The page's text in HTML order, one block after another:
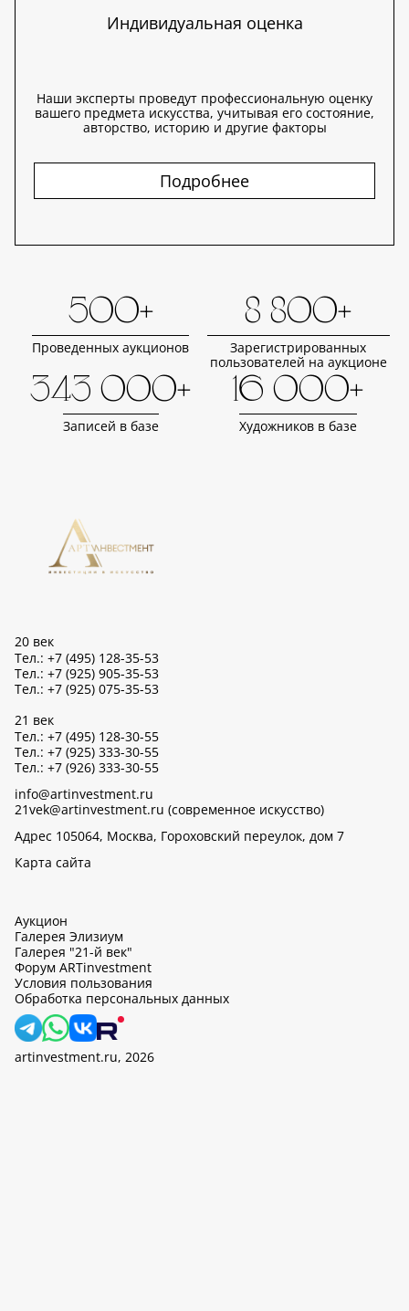
Индивидуальная оценка
Наши эксперты проведут профессиональную оценку
вашего предмета искусства, учитывая его состояние,
авторство, историю и другие факторы
Подробнее
500+
Проведенных аукционов
8 800+
Зарегистрированных
пользователей на аукционе
343 000+
Записей в базе
16 000+
Художников в базе
20 век
Тел.: +7 (495) 128-35-53
Тел.: +7 (925) 905-35-53
Тел.: +7 (925) 075-35-53
21 век
Тел.: +7 (495) 128-30-55
Тел.: +7 (925) 333-30-55
Тел.: +7 (926) 333-30-55
info@artinvestment.ru
21vek@artinvestment.ru (современное искусство)
Адрес 105064, Москва, Гороховский переулок, дом 7
Карта сайта
Аукцион
Галерея Элизиум
Галерея "21-й век"
Форум ARTinvestment
Условия пользования
Обработка персональных данных
artinvestment.ru, 2026